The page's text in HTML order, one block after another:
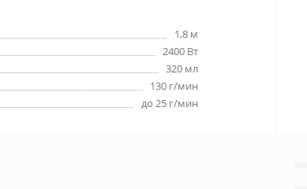
1,8 м
2400 Вт
320 мл
130 г/мин
до 25 г/мин